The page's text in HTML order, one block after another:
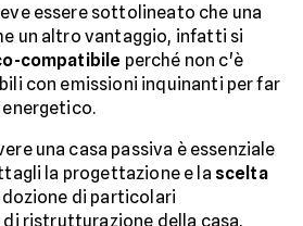
essere sottolineato che una
un altro vantaggio, infatti si
compatibile perché non c'è
con emissioni inquinanti per far
una casa passiva è essenziale
la progettazione e la scelta
di particolari
ristrutturazione della casa,